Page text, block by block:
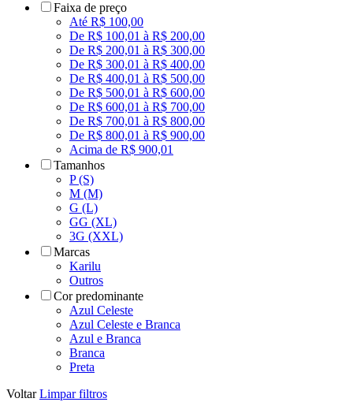
Faixa de preço
Até R$ 100,00
De R$ 100,01 à R$ 200,00
De R$ 200,01 à R$ 300,00
De R$ 300,01 à R$ 400,00
De R$ 400,01 à R$ 500,00
De R$ 500,01 à R$ 600,00
De R$ 600,01 à R$ 700,00
De R$ 700,01 à R$ 800,00
De R$ 800,01 à R$ 900,00
Acima de R$ 900,01
Tamanhos
P (S)
M (M)
G (L)
GG (XL)
3G (XXL)
Marcas
Karilu
Outros
Cor predominante
Azul Celeste
Azul Celeste e Branca
Azul e Branca
Branca
Preta
Voltar Limpar filtros